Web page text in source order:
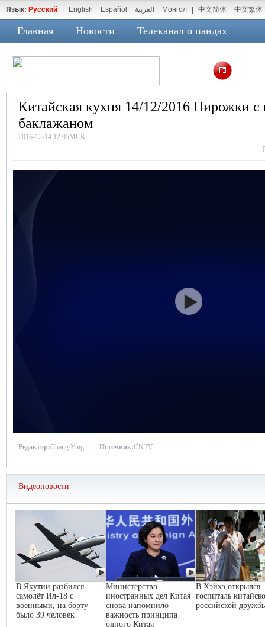
Язык: Русский English Español العربية Монгол 中文简体 中文繁体
Главная Новости Телеканал о пандах
Китайская кухня 14/12/2016 Пирожки с
баклажаном
2016-12-14 12:05МСК
Редактор:Chang Ying | Источник:CNTV
Видеоновости
В Якутии разбился
самолёт Ил-18 с
военными, на борту
было 39 человек
Министерство
иностранных дел Китая
снова напомнило
важность принципа
одного Китая
В Хэйхэ открылся
госпиталь
российской